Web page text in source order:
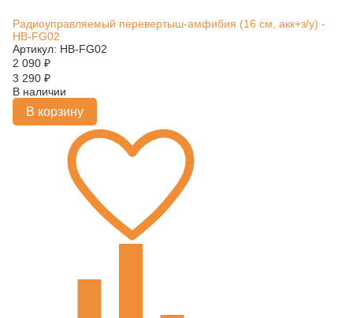
Радиоуправляемый перевертыш-амфибия (16 см, акк+з/у) -
HB-FG02
Артикул: HB-FG02
2 090 ₽
3 290 ₽
В наличии
В корзину